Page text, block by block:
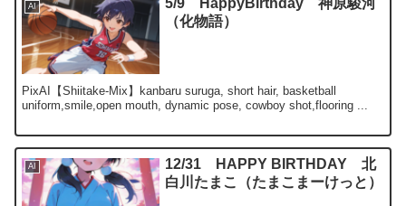
AI
5/9 HappyBirthday 神原駿河
（化物語）
PixAI【Shiitake-Mix】kanbaru suruga, short hair, basketball
uniform,smile,open mouth, dynamic pose, cowboy shot,flooring ...
AI
12/31 HAPPY BIRTHDAY 北
白川たまこ（たまこまーけっと）